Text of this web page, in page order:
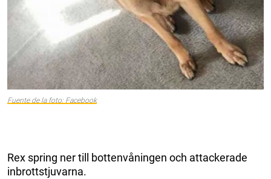
Fuente de la foto: Facebook
Rex spring ner till bottenvåningen och attackerade
inbrottstjuvarna.